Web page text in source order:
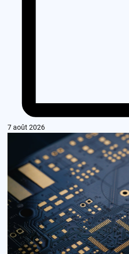
7 août 2026